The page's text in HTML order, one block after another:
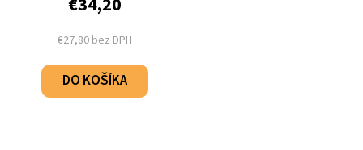
€27,80 bez DPH
DO KOŠÍKA